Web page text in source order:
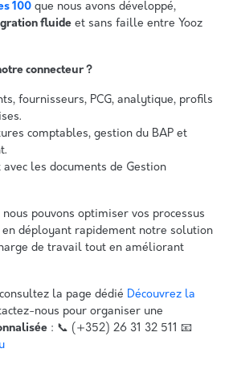
100 que nous avons développé,
fluide et sans faille entre Yooz
connecteur ?
fournisseurs, PCG, analytique, profils
comptables, gestion du BAP et
avec les documents de Gestion
pouvons optimiser vos processus
en déployant rapidement notre solution
de travail tout en améliorant
la page dédié Découvrez la
nous pour organiser une
: 📞 (+352) 26 31 32 511 📧